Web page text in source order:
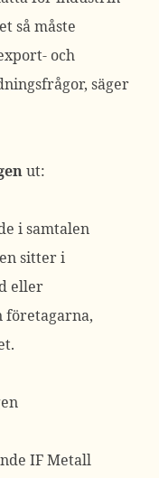
så måste
och
säger
ut:
i samtalen
sitter i
eller
företagarna,
IF Metall